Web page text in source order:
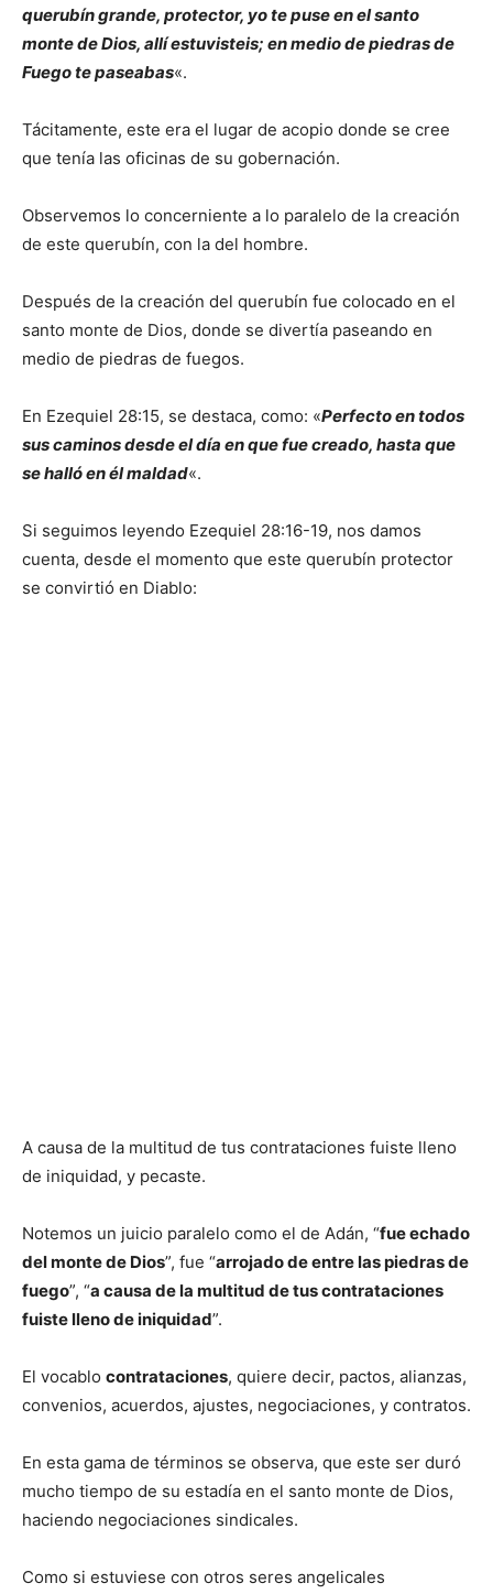
querubín grande, protector, yo te puse en el santo
monte de Dios, allí estuvisteis; en medio de piedras de
Fuego te paseabas«.
Tácitamente, este era el lugar de acopio donde se cree
que tenía las oficinas de su gobernación.
Observemos lo concerniente a lo paralelo de la creación
de este querubín, con la del hombre.
Después de la creación del querubín fue colocado en el
santo monte de Dios, donde se divertía paseando en
medio de piedras de fuegos.
En Ezequiel 28:15, se destaca, como: «Perfecto en todos
sus caminos desde el día en que fue creado, hasta que
se halló en él maldad«.
Si seguimos leyendo Ezequiel 28:16-19, nos damos
cuenta, desde el momento que este querubín protector
se convirtió en Diablo:
A causa de la multitud de tus contrataciones fuiste lleno
de iniquidad, y pecaste.
Notemos un juicio paralelo como el de Adán, “fue echado
del monte de Dios”, fue “arrojado de entre las piedras de
fuego”, “a causa de la multitud de tus contrataciones
fuiste lleno de iniquidad”.
El vocablo contrataciones, quiere decir, pactos, alianzas,
convenios, acuerdos, ajustes, negociaciones, y contratos.
En esta gama de términos se observa, que este ser duró
mucho tiempo de su estadía en el santo monte de Dios,
haciendo negociaciones sindicales.
Como si estuviese con otros seres angelicales